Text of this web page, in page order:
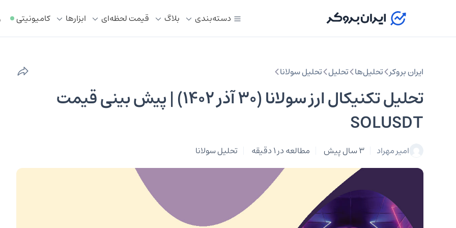
دسته‌بندی بلاگ قیمت لحظه‌ای ابزار‌ها کامیونیتی
ایران بروکر تحلیل‌ها تحلیل‌ تحلیل سولانا
تحلیل تکنیکال ارز سولانا (۳۰ آذر ۱۴۰۲) | پیش بینی قیمت
SOLUSDT
امیر مهراد 3 سال پیش مطالعه در 1 دقیقه تحلیل سولانا